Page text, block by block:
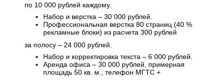
по 10 000 рублей каждому.
Набор и верстка – 30 000 рублей.
Профессиональная верстка 80 страниц (40 %
рекламные блоки) из расчета 300 рублей
за полосу – 24 000 рублей.
Набор и корректировка текста – 6 000 рублей.
Аренда офиса – 30 000 рублей, примерная
площадь 50 кв. м., телефон МГТС +